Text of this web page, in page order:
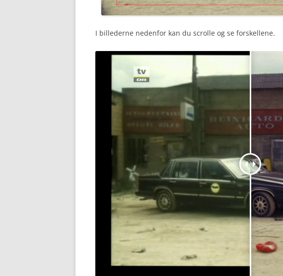
I billederne nedenfor kan du scrolle og se forskellene.